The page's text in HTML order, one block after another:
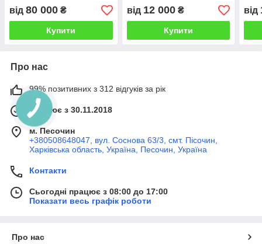
брикетів ОГМ
від 80 000 ₴
Купити
ОГМ-1.5
від 12 000₴
Купити
від
Про нас
99% позитивних з 312 відгуків за рік
Працює з 30.11.2018
м. Песочин
+380508648047, вул. Соснова 63/3, смт. Пісочин,
Харківська область, Україна, Песочин, Україна
Контакти
Сьогодні працює з 08:00 до 17:00
Показати весь графік роботи
Про нас